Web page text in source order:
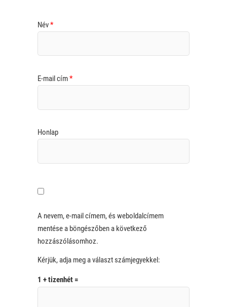
Név*
E-mail cím*
Honlap
A nevem, e-mail címem, és weboldalcímem
mentése a böngészőben a következő
hozzászólásomhoz.
Kérjük, adja meg a választ számjegyekkel:
1 + tizenhét =